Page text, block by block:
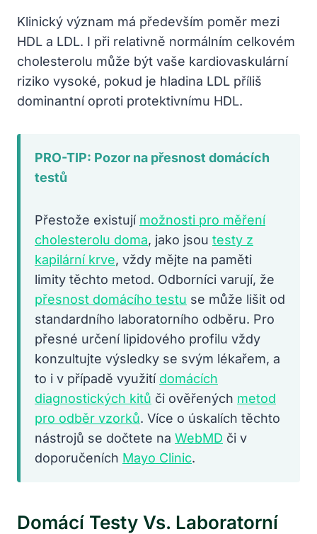
Klinický význam má především poměr mezi
HDL a LDL. I při relativně normálním celkovém
cholesterolu může být vaše kardiovaskulární
riziko vysoké, pokud je hladina LDL příliš
dominantní oproti protektivnímu HDL.
PRO-TIP: Pozor na přesnost domácích
testů
Přestože existují možnosti pro měření
cholesterolu doma, jako jsou testy z
kapilární krve, vždy mějte na paměti
limity těchto metod. Odborníci varují, že
přesnost domácího testu se může lišit od
standardního laboratorního odběru. Pro
přesné určení lipidového profilu vždy
konzultujte výsledky se svým lékařem, a
to i v případě využití domácích
diagnostických kitů či ověřených metod
pro odběr vzorků. Více o úskalích těchto
nástrojů se dočtete na WebMD či v
doporučeních Mayo Clinic.
Domácí Testy Vs. Laboratorní